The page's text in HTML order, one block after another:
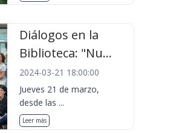
Diálogos en la
Biblioteca: "Nu...
2024-03-21 18:00:00
Jueves 21 de marzo,
desde las ...
Leer más